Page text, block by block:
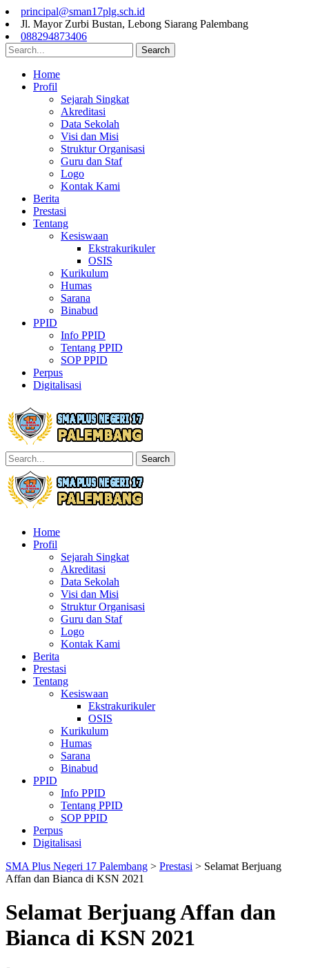
principal@sman17plg.sch.id
Jl. Mayor Zurbi Bustan, Lebong Siarang Palembang
088294873406
Search
Home
Profil
Sejarah Singkat
Akreditasi
Data Sekolah
Visi dan Misi
Struktur Organisasi
Guru dan Staf
Logo
Kontak Kami
Berita
Prestasi
Tentang
Kesiswaan
Ekstrakurikuler
OSIS
Kurikulum
Humas
Sarana
Binabud
PPID
Info PPID
Tentang PPID
SOP PPID
Perpus
Digitalisasi
Search
Home
Profil
Sejarah Singkat
Akreditasi
Data Sekolah
Visi dan Misi
Struktur Organisasi
Guru dan Staf
Logo
Kontak Kami
Berita
Prestasi
Tentang
Kesiswaan
Ekstrakurikuler
OSIS
Kurikulum
Humas
Sarana
Binabud
PPID
Info PPID
Tentang PPID
SOP PPID
Perpus
Digitalisasi
SMA Plus Negeri 17 Palembang > Prestasi > Selamat Berjuang
Affan dan Bianca di KSN 2021
Selamat Berjuang Affan dan
Bianca di KSN 2021